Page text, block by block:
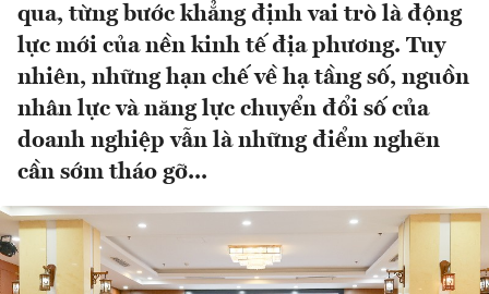
qua, từng bước khẳng định vai trò là động
lực mới của nền kinh tế địa phương. Tuy
nhiên, những hạn chế về hạ tầng số, nguồn
nhân lực và năng lực chuyển đổi số của
doanh nghiệp vẫn là những điểm nghẽn
cần sớm tháo gỡ...